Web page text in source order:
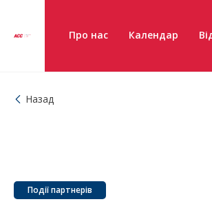
Про нас Календар
Назад
Події партнерів